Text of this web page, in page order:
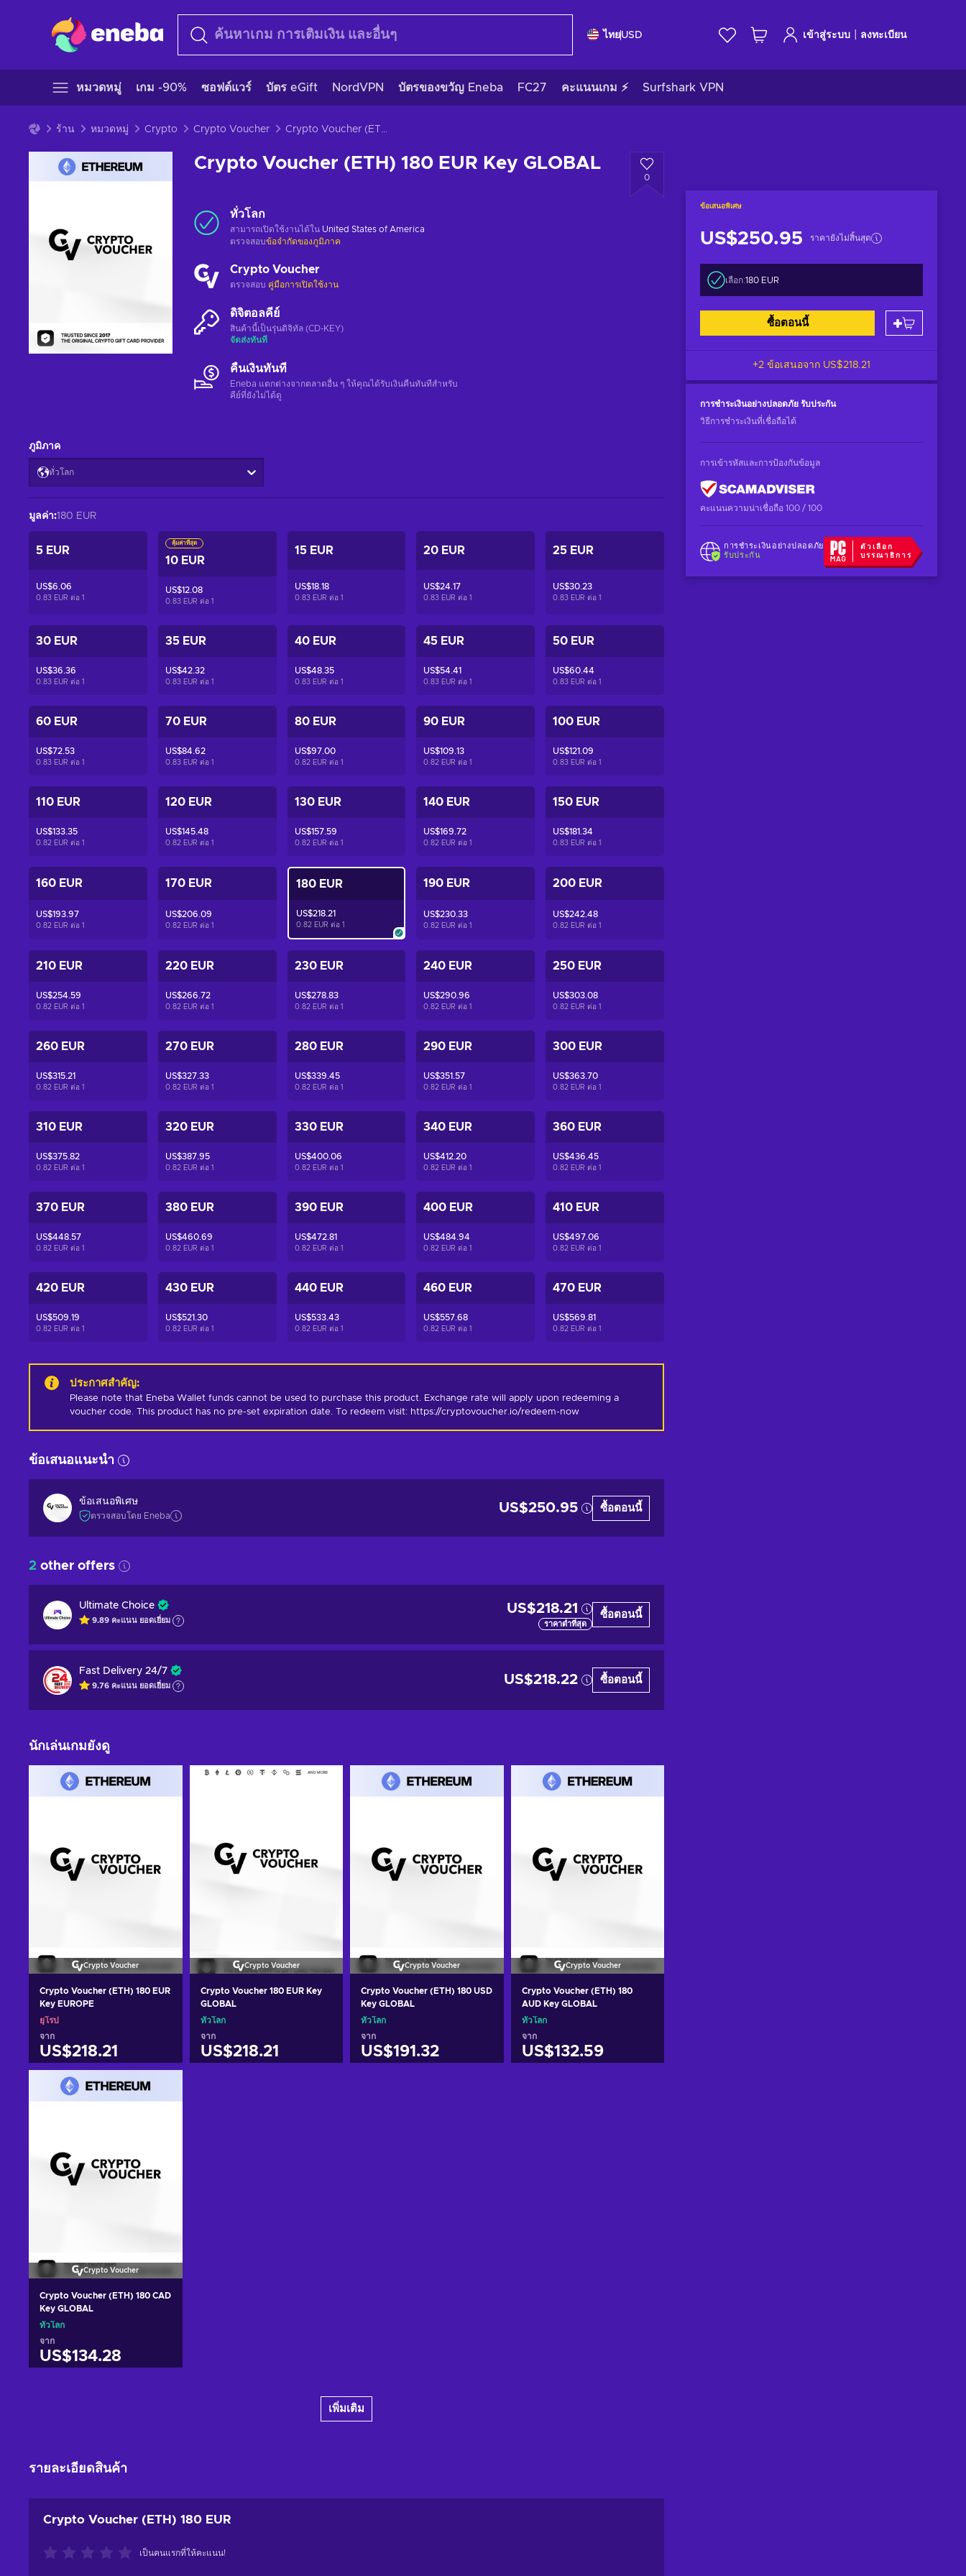
ไทยUSD เข้าสู่ระบบ ลงทะเบียน
หมวดหมู่ เกม -90% ซอฟต์แวร์ บัตร eGift NordVPN บัตรของขวัญ Eneba FC27 คะแนนเกม ⚡ Surfshark VPN
ร้าน หมวดหมู่ Crypto Crypto Voucher Crypto Voucher (ETH) 180 EUR Key GLOBAL
Crypto Voucher (ETH) 180 EUR Key GLOBAL
0
ข้อเสนอพิเศษ
US$250.95 ราคายังไม่สิ้นสุด
เลือก:180 EUR
ซื้อตอนนี้
+2 ข้อเสนอจาก US$218.21
การชำระเงินอย่างปลอดภัย รับประกัน
วิธีการชำระเงินที่เชื่อถือได้
การเข้ารหัสและการป้องกันข้อมูล
คะแนนความน่าเชื่อถือ 100 / 100
การชำระเงินอย่างปลอดภัย
รับประกัน
ตัวเลือก
บรรณาธิการ
ทั่วโลก
สามารถเปิดใช้งานได้ใน United States of America
ตรวจสอบข้อจำกัดของภูมิภาค
Crypto Voucher
ตรวจสอบ คู่มือการเปิดใช้งาน
ดิจิตอลคีย์
สินค้านี้เป็นรุ่นดิจิทัล (CD-KEY)
จัดส่งทันที
คืนเงินทันที
Eneba แตกต่างจากตลาดอื่น ๆ ให้คุณได้รับเงินคืนทันทีสําหรับ
คีย์ที่ยังไม่ได้ดู
ภูมิภาค
ทั่วโลก
มูลค่า:180 EUR
5 EUR
US$6.06
0.83 EUR ต่อ 1
คุ้มค่าที่สุด
10 EUR
US$12.08
0.83 EUR ต่อ 1
15 EUR
US$18.18
0.83 EUR ต่อ 1
20 EUR
US$24.17
0.83 EUR ต่อ1
25 EUR
US$30.23
0.83 EUR ต่อ1
30 EUR
US$36.36
0.83 EUR ต่อ 1
35 EUR
US$42.32
0.83 EUR ต่อ 1
40 EUR
US$48.35
0.83 EUR ต่อ 1
45 EUR
US$54.41
0.83 EUR ต่อ1
50 EUR
US$60.44
0.83 EUR ต่อ1
60 EUR
US$72.53
0.83 EUR ต่อ 1
70 EUR
US$84.62
0.83 EUR ต่อ 1
80 EUR
US$97.00
0.82 EUR ต่อ 1
90 EUR
US$109.13
0.82 EUR ต่อ1
100 EUR
US$121.09
0.83 EUR ต่อ1
110 EUR
US$133.35
0.82 EUR ต่อ 1
120 EUR
US$145.48
0.82 EUR ต่อ 1
130 EUR
US$157.59
0.82 EUR ต่อ 1
140 EUR
US$169.72
0.82 EUR ต่อ1
150 EUR
US$181.34
0.83 EUR ต่อ1
160 EUR
US$193.97
0.82 EUR ต่อ 1
170 EUR
US$206.09
0.82 EUR ต่อ 1
180 EUR
US$218.21
0.82 EUR ต่อ 1
190 EUR
US$230.33
0.82 EUR ต่อ1
200 EUR
US$242.48
0.82 EUR ต่อ1
210 EUR
US$254.59
0.82 EUR ต่อ 1
220 EUR
US$266.72
0.82 EUR ต่อ 1
230 EUR
US$278.83
0.82 EUR ต่อ 1
240 EUR
US$290.96
0.82 EUR ต่อ1
250 EUR
US$303.08
0.82 EUR ต่อ1
260 EUR
US$315.21
0.82 EUR ต่อ 1
270 EUR
US$327.33
0.82 EUR ต่อ 1
280 EUR
US$339.45
0.82 EUR ต่อ 1
290 EUR
US$351.57
0.82 EUR ต่อ1
300 EUR
US$363.70
0.82 EUR ต่อ1
310 EUR
US$375.82
0.82 EUR ต่อ 1
320 EUR
US$387.95
0.82 EUR ต่อ 1
330 EUR
US$400.06
0.82 EUR ต่อ 1
340 EUR
US$412.20
0.82 EUR ต่อ1
360 EUR
US$436.45
0.82 EUR ต่อ1
370 EUR
US$448.57
0.82 EUR ต่อ 1
380 EUR
US$460.69
0.82 EUR ต่อ 1
390 EUR
US$472.81
0.82 EUR ต่อ 1
400 EUR
US$484.94
0.82 EUR ต่อ1
410 EUR
US$497.06
0.82 EUR ต่อ1
420 EUR
US$509.19
0.82 EUR ต่อ 1
430 EUR
US$521.30
0.82 EUR ต่อ 1
440 EUR
US$533.43
0.82 EUR ต่อ 1
460 EUR
US$557.68
0.82 EUR ต่อ1
470 EUR
US$569.81
0.82 EUR ต่อ1
ประกาศสำคัญ:
Please note that Eneba Wallet funds cannot be used to purchase this product. Exchange rate will apply upon redeeming a
voucher code. This product has no pre-set expiration date. To redeem visit: https://cryptovoucher.io/redeem-now
ข้อเสนอแนะนำ
ข้อเสนอพิเศษ
ตรวจสอบโดย Eneba
US$250.95 ซื้อตอนนี้
2 other offers
Ultimate Choice
9.89 คะแนน ยอดเยี่ยม
US$218.21
ราคาต่ำที่สุด
ซื้อตอนนี้
Fast Delivery 24/7
9.76 คะแนน ยอดเยี่ยม US$218.22 ซื้อตอนนี้
นักเล่นเกมยังดู
Crypto Voucher
Crypto Voucher (ETH) 180 EUR
Key EUROPE
ยุโรป
จาก
US$218.21
หยิบใส่ตะกร้า
Crypto Voucher
Crypto Voucher 180 EUR Key
GLOBAL
ทั่วโลก
จาก
US$218.21
Crypto Voucher
Crypto Voucher (ETH) 180 USD
Key GLOBAL
ทั่วโลก
จาก
US$191.32
Crypto Voucher
Crypto Voucher (ETH) 180
AUD Key GLOBAL
ทั่วโลก
จาก
US$132.59
Crypto Voucher
Crypto Voucher (ETH) 180 CAD
Key GLOBAL
ทั่วโลก
จาก
US$134.28
เพิ่มเติม
รายละเอียดสินค้า
Crypto Voucher (ETH) 180 EUR
เป็นคนแรกที่ให้คะแนน!